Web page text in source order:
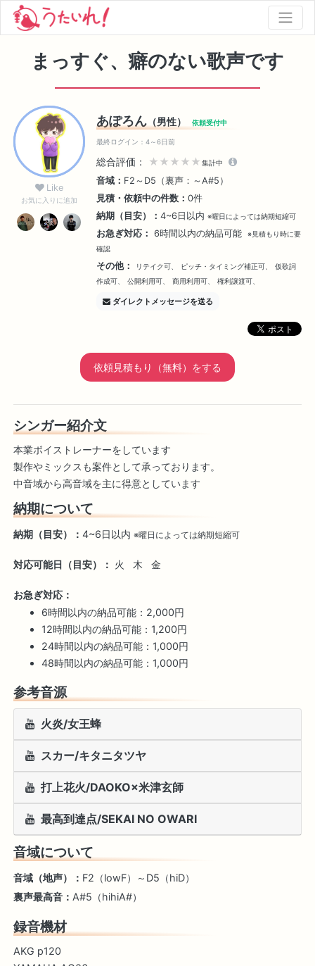
まっすぐ、癖のない歌声です
Like
お気に入りに追加
あぽろん（男性） 依頼受付中
最終ログイン：4～6日前
総合評価： ★★★★★ 集計中
音域： F2～D5（裏声：～A#5）
見積・依頼中の件数： 0件
納期（目安）： 4~6日以内 ※曜日によっては納期短縮可
お急ぎ対応： 6時間以内の納品可能
※見積もり時に要
確認
その他： リテイク可、 ピッチ・タイミング補正可、
仮歌詞
作成可、
公開利用可、 商用利用可、 権利譲渡可、
ダイレクトメッセージを送る
依頼見積もり（無料）をする
シンガー紹介文
本業ボイストレーナーをしています
製作やミックスも案件として承っております。
中音域から高音域を主に得意としています
納期について
納期（目安）： 4~6日以内 ※曜日によっては納期短縮可
対応可能日（目安）： 火 木 金
お急ぎ対応：
6時間以内の納品可能：2,000円
12時間以内の納品可能：1,200円
24時間以内の納品可能：1,000円
48時間以内の納品可能：1,000円
参考音源
火炎/女王蜂
スカー/キタニタツヤ
打上花火/DAOKO×米津玄師
最高到達点/SEKAI NO OWARI
音域について
音域（地声）： F2（lowF）～D5（hiD）
裏声最高音： A#5（hihiA#）
録音機材
AKG p120